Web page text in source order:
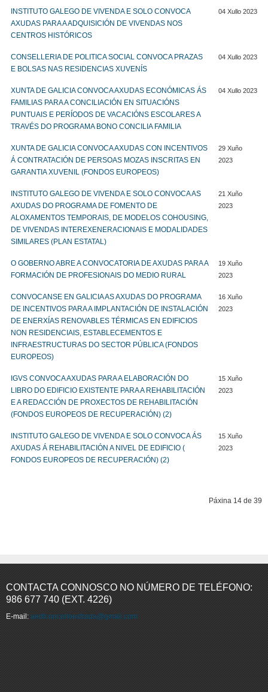
INSTITUTO GALEGO DE VIVENDA E SOLO CONVOCA
AXUDAS PARA A ADQUISICIÓN DE VIVENDAS NOS
CENTROS HISTÓRICOS
04 Xullo 2023
CONSELLERIA DE POLITICA SOCIAL CONVOCA PRAZAS
E BOLSAS NAS RESIDENCIAS XUVENÍS
04 Xullo 2023
XUNTA DE GALICIA CONVOCA AXUDAS ECONÓMICAS ÁS
FAMILIAS PARA A CONCILIACIÓN EN SITUACIÓNS
PUNTUAIS E PERÍODOS DE VACACIÓNS ESCOLARES A
TRAVÉS DO PROGRAMA BONO CONCILIA FAMILIA
04 Xullo 2023
XUNTA DE GALICIA CONVOCA AXUDAS CON INCENTIVOS
Á CONTRATACIÓN DE PERSOAS MOZAS INSCRITAS EN
GARANTIA XUVENIL (FONDOS EUROPEOS)
29 Xuño
2023
INSTITUTO GALEGO DE VIVENDA E SOLO CONVOCA AS
AXUDAS DO PROGRAMA DE FOMENTO DE
ALOXAMENTOS TEMPORAIS, DE MODELOS COHOUSING,
DE VIVENDAS INTEREXENERACIONAIS E MODALIDADES
SIMILARES (PLAN ESTATAL)
21 Xuño
2023
O GOBERNO ABRE A CONVOCATORIA DE AXUDAS PARA A
FORMACIÓN DE PROFESIONAIS DO MEDIO RURAL
19 Xuño
2023
CONVOCANSE EN GALICIA AS AXUDAS DO PROGRAMA
DE INCENTIVOS PARA A IMPLANTACIÓN DE INSTALACIÓN
DE ENERXÍAS RENOVABLES TÉRMICAS EN EDIFICIOS
NON RESIDENCIAIS, ESTABLECEMENTOS E
INFRAESTRUCTURAS DO SECTOR PÚBLICA (FONDOS
EUROPEOS)
16 Xuño
2023
IGVS CONVOCA AXUDAS PARA A ELABORACIÓN DO
LIBRO DO EDIFICIO EXISTENTE PARA A REHABILITACIÓN
E A REDACCIÓN DE PROXECTOS DE REHABILITACIÓN
(FONDOS EUROPEOS DE RECUPERACIÓN) (2)
15 Xuño
2023
INSTITUTO GALEGO DE VIVENDA E SOLO CONVOCA ÁS
AXUDAS Á REHABILITACIÓN A NIVEL DE EDIFICIO (
FONDOS EUROPEOS DE RECUPERACIÓN) (2)
15 Xuño
2023
Páxina 14 de 39
CONTACTA CONNOSCO NO NÚMERO DE TELÉFONO:
986 677 740 (EXT. 4226)
E-mail: aedlconcelloestrada@gmail.com